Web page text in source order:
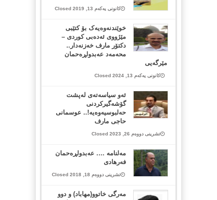
کانونی یەکەم 13, 2019 Closed
خوێندنەوەیەک بۆ کتێبی
مێژووی ئەدەبی کوردی –
دکتۆر مارف خەزنەدار..
محەمەد عەبدولڕەحمان
مێرگەیی
کانونی یەکەم 13, 2024 Closed
ئەو سیاسەتەی لەپشت
گۆشەگیرکردنی
حەلبوسیەوەیە!.. عوسمانی
حاجی مارف
تشرینی دووەم 26, 2023 Closed
مه‌لنامه‌ …. عه‌بدولڕه‌حمان
فه‌رهادی
تشرینی دووەم 18, 2018 Closed
مەرگی خاتوو(مهاباد) و دوو